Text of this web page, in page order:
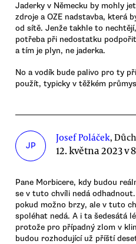
Jaderky v Německu by mohly
zdroje a OZE nadstavba, která
od sítě. Jenže takhle to
potřeba při nedostatku
a tím je plyn, ne jaderka.
No a vodík bude palivo pro ty
použít, typicky v těžkém
JP
Josef Poláček,
12. května 2023 v
Pane Morbicere, kdy budou
se v tuto chvíli nedá
pokud možno brzy, ale v tuto
spoléhat nedá. A i ta šedesátá
protože pro případný zlom v
budou rozhodující už příští